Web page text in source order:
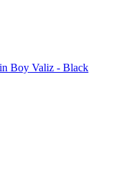
Boy Valiz - Black